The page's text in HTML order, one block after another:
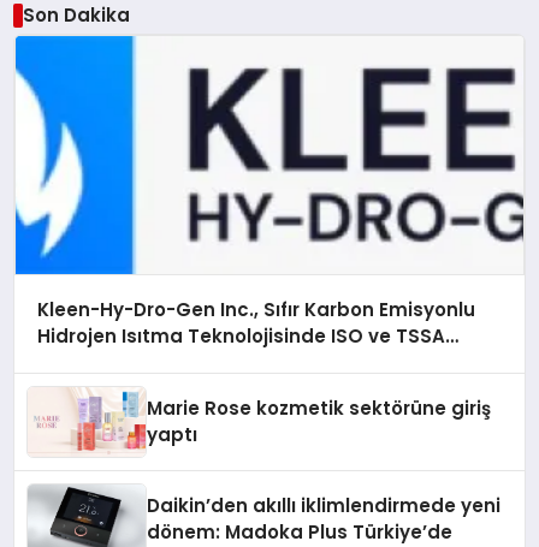
Son Dakika
Kleen-Hy-Dro-Gen Inc., Sıfır Karbon Emisyonlu
Hidrojen Isıtma Teknolojisinde ISO ve TSSA
Marie Rose kozmetik sektörüne giriş
yaptı
Daikin’den akıllı iklimlendirmede yeni
dönem: Madoka Plus Türkiye’de